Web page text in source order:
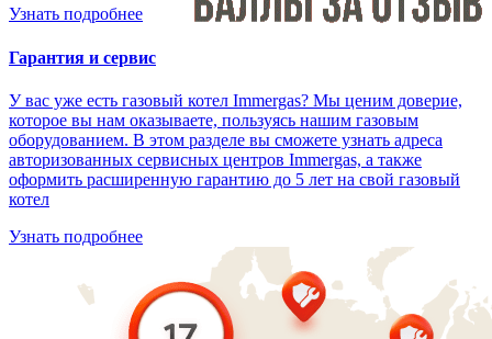
Узнать подробнее
Гарантия и сервис
У вас уже есть газовый котел Immergas? Мы ценим доверие,
которое вы нам оказываете, пользуясь нашим газовым
оборудованием. В этом разделе вы сможете узнать адреса
авторизованных сервисных центров Immergas, а также
оформить расширенную гарантию до 5 лет на свой газовый
котел
Узнать подробнее